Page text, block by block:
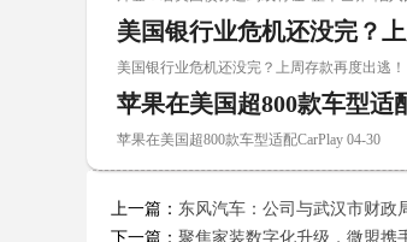
美国银行业危机还没完？
美国银行业危机还没完？上周存款再度出逃！
苹果在美国超800款车型适
苹果在美国超800款车型适配CarPlay 04-30
上一篇： 东风汽车：公司与武汉市财政
下一篇： 聚焦家装数字化升级，微盟携